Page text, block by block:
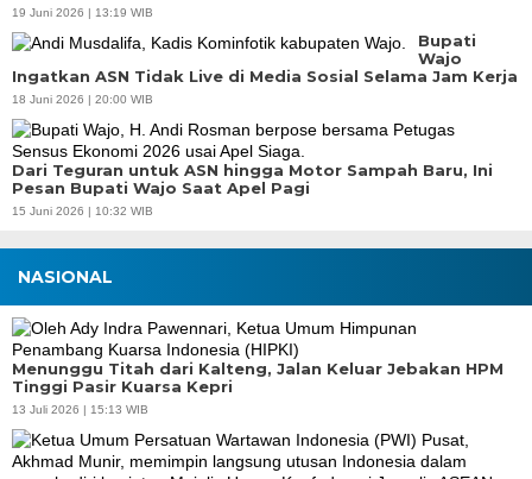
19 Juni 2026 | 13:19 WIB
Bupati
Wajo
Ingatkan ASN Tidak Live di Media Sosial Selama Jam Kerja
18 Juni 2026 | 20:00 WIB
Dari Teguran untuk ASN hingga Motor Sampah Baru, Ini
Pesan Bupati Wajo Saat Apel Pagi
15 Juni 2026 | 10:32 WIB
NASIONAL
Menunggu Titah dari Kalteng, Jalan Keluar Jebakan HPM
Tinggi Pasir Kuarsa Kepri
13 Juli 2026 | 15:13 WIB